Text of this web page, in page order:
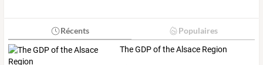
Récents Populaires
The GDP of the Alsace Region